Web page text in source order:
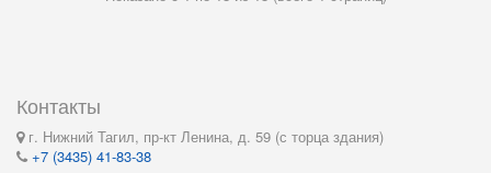
Контакты
г. Нижний Тагил, пр-кт Ленина, д. 59 (с торца здания)
+7 (3435) 41-83-38